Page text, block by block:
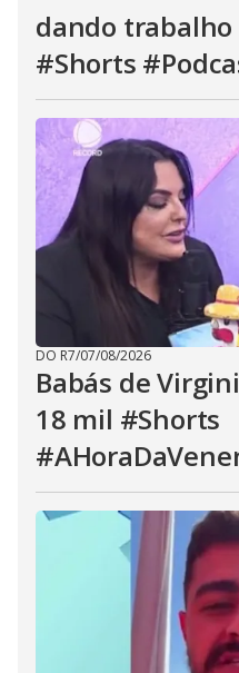
dando trabalho
#Shorts
DO R7/07/08/2026
Babás de
18 mil #Shorts